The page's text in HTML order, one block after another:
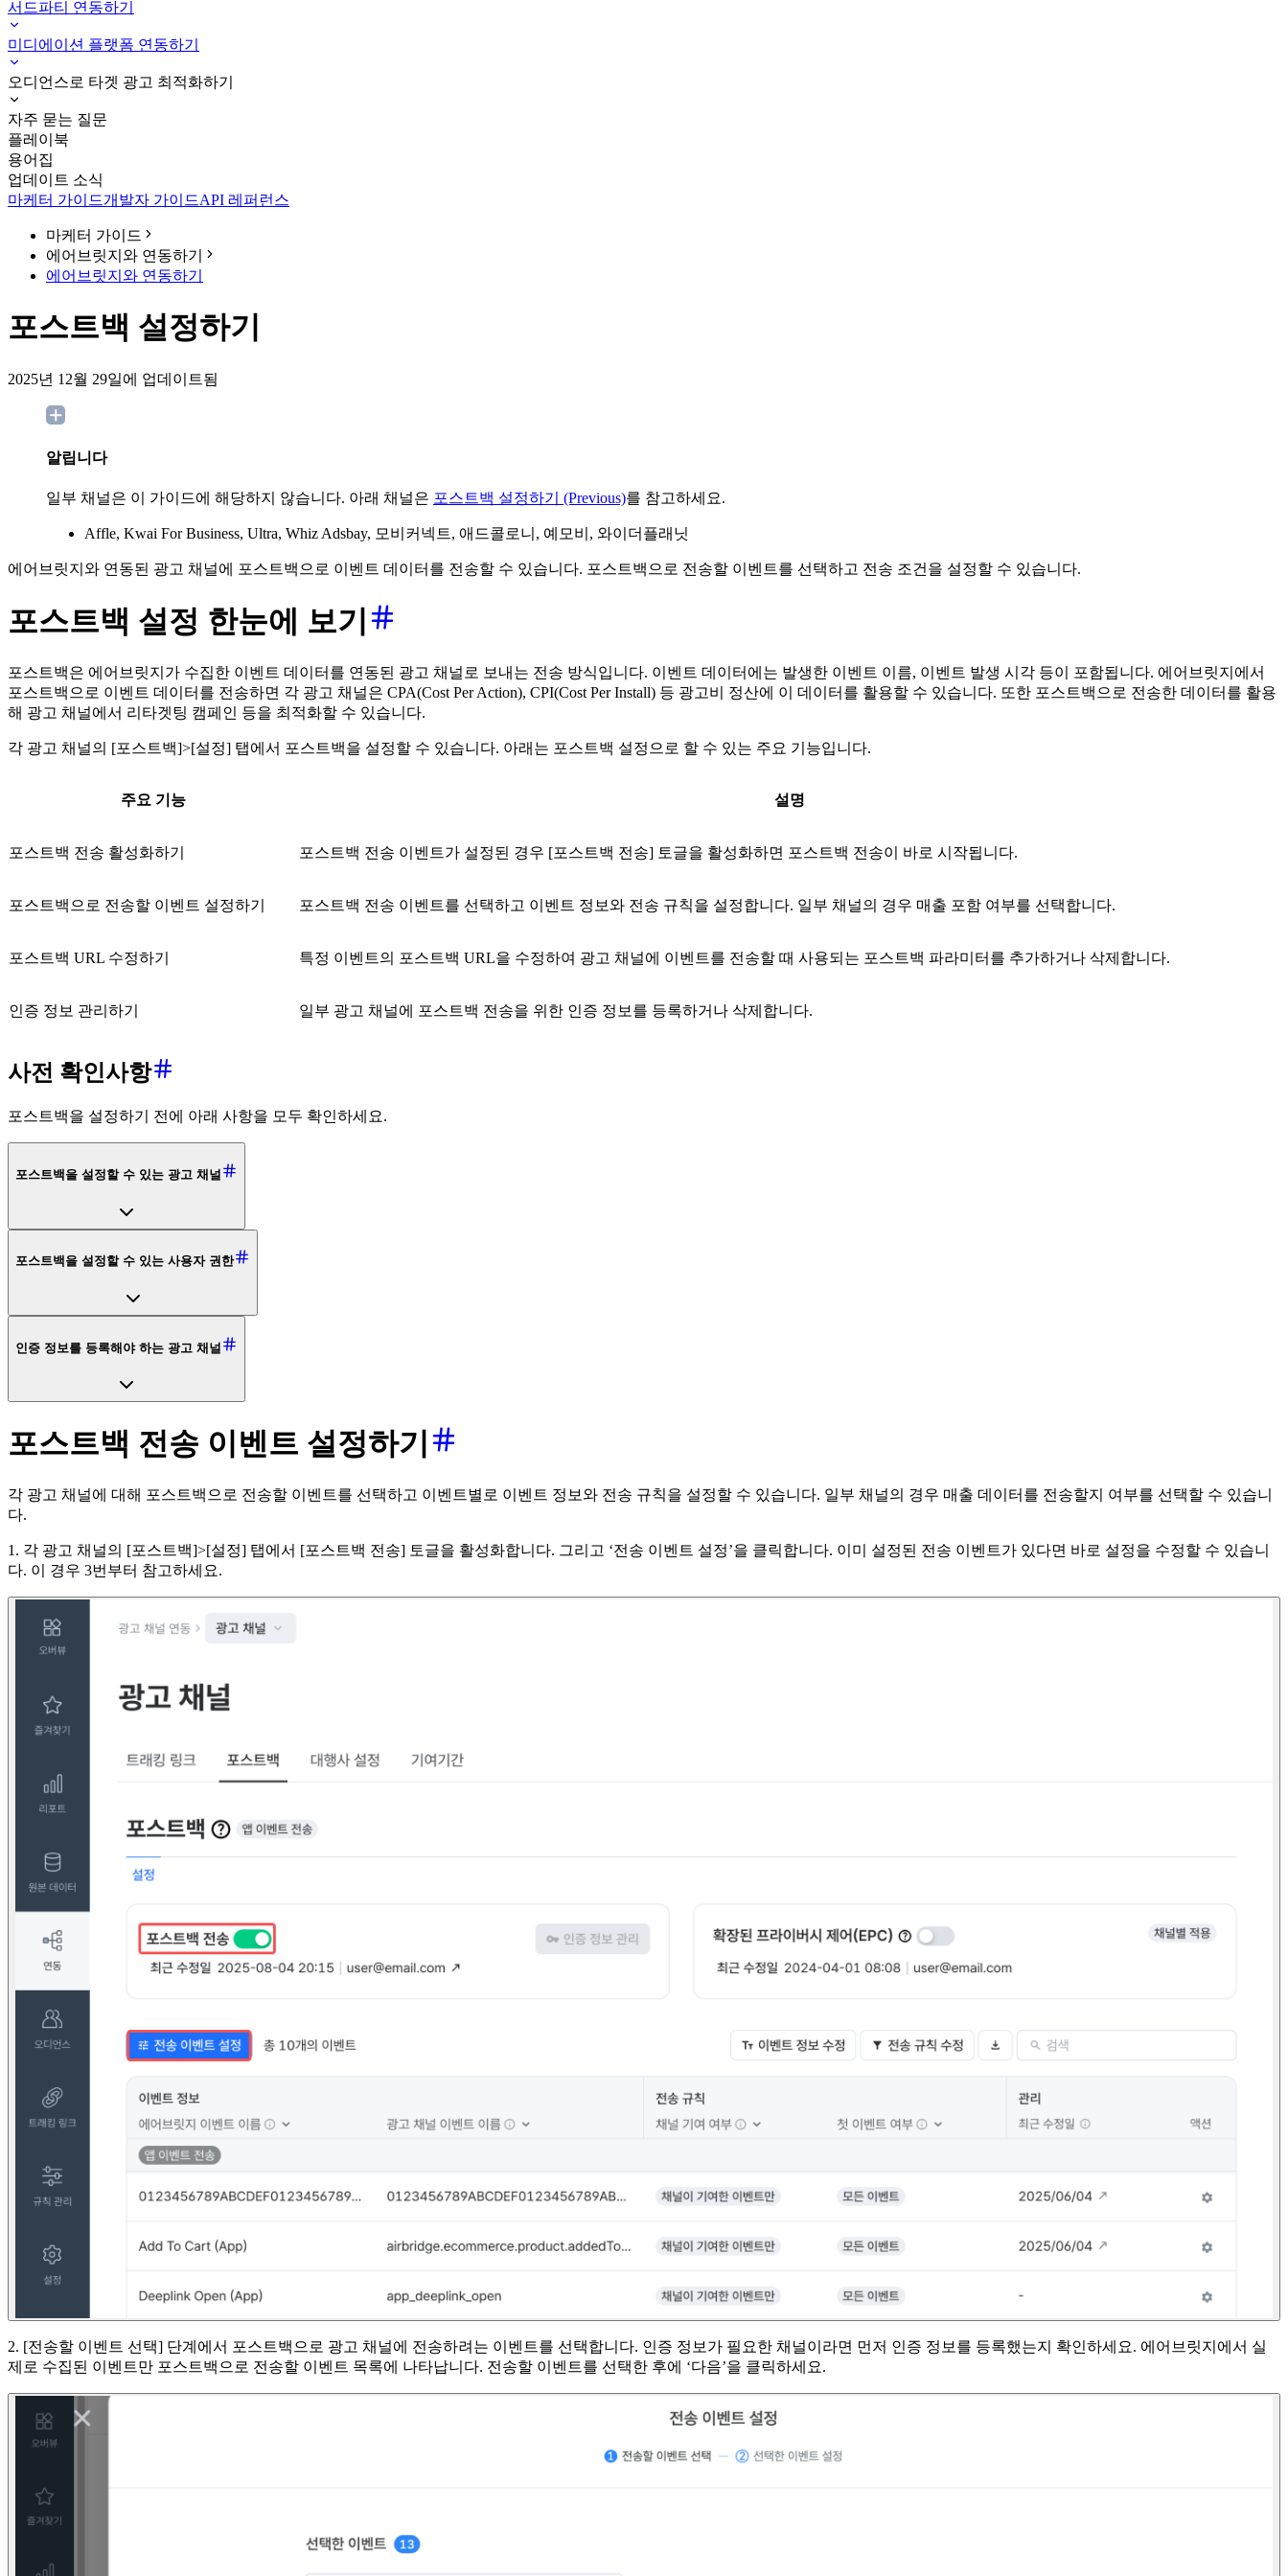
서드파티 연동하기
미디에이션 플랫폼 연동하기
오디언스로 타겟 광고 최적화하기
자주 묻는 질문
플레이북
용어집
업데이트 소식
마케터 가이드개발자 가이드API 레퍼런스
마케터 가이드
에어브릿지와 연동하기
에어브릿지와 연동하기
포스트백 설정하기
2025년 12월 29일에 업데이트됨
알립니다
일부 채널은 이 가이드에 해당하지 않습니다. 아래 채널은 포스트백 설정하기 (Previous)를 참고하세요.
Affle, Kwai For Business, Ultra, Whiz Adsbay, 모비커넥트, 애드콜로니, 예모비, 와이더플래닛
에어브릿지와 연동된 광고 채널에 포스트백으로 이벤트 데이터를 전송할 수 있습니다. 포스트백으로 전송할 이벤트를 선택하고 전송 조건을 설정할 수 있습니다.
포스트백 설정 한눈에 보기
포스트백은 에어브릿지가 수집한 이벤트 데이터를 연동된 광고 채널로 보내는 전송 방식입니다. 이벤트 데이터에는 발생한 이벤트 이름, 이벤트 발생 시각 등이 포함됩니다. 에어브릿지에서
포스트백으로 이벤트 데이터를 전송하면 각 광고 채널은 CPA(Cost Per Action), CPI(Cost Per Install) 등 광고비 정산에 이 데이터를 활용할 수 있습니다. 또한 포스트백으로 전송한 데이터를 활용
해 광고 채널에서 리타겟팅 캠페인 등을 최적화할 수 있습니다.
각 광고 채널의 [포스트백]>[설정] 탭에서 포스트백을 설정할 수 있습니다. 아래는 포스트백 설정으로 할 수 있는 주요 기능입니다.
주요 기능 설명
포스트백 전송 활성화하기 포스트백 전송 이벤트가 설정된 경우 [포스트백 전송] 토글을 활성화하면 포스트백 전송이 바로 시작됩니다.
포스트백으로 전송할 이벤트 설정하기 포스트백 전송 이벤트를 선택하고 이벤트 정보와 전송 규칙을 설정합니다. 일부 채널의 경우 매출 포함 여부를 선택합니다.
포스트백 URL 수정하기 특정 이벤트의 포스트백 URL을 수정하여 광고 채널에 이벤트를 전송할 때 사용되는 포스트백 파라미터를 추가하거나 삭제합니다.
인증 정보 관리하기 일부 광고 채널에 포스트백 전송을 위한 인증 정보를 등록하거나 삭제합니다.
사전 확인사항
포스트백을 설정하기 전에 아래 사항을 모두 확인하세요.
포스트백을 설정할 수 있는 광고 채널
포스트백을 설정할 수 있는 사용자 권한
인증 정보를 등록해야 하는 광고 채널
포스트백 전송 이벤트 설정하기
각 광고 채널에 대해 포스트백으로 전송할 이벤트를 선택하고 이벤트별로 이벤트 정보와 전송 규칙을 설정할 수 있습니다. 일부 채널의 경우 매출 데이터를 전송할지 여부를 선택할 수 있습니
다.
1. 각 광고 채널의 [포스트백]>[설정] 탭에서 [포스트백 전송] 토글을 활성화합니다. 그리고 ‘전송 이벤트 설정’을 클릭합니다. 이미 설정된 전송 이벤트가 있다면 바로 설정을 수정할 수 있습니
다. 이 경우 3번부터 참고하세요.
2. [전송할 이벤트 선택] 단계에서 포스트백으로 광고 채널에 전송하려는 이벤트를 선택합니다. 인증 정보가 필요한 채널이라면 먼저 인증 정보를 등록했는지 확인하세요. 에어브릿지에서 실
제로 수집된 이벤트만 포스트백으로 전송할 이벤트 목록에 나타납니다. 전송할 이벤트를 선택한 후에 ‘다음’을 클릭하세요.